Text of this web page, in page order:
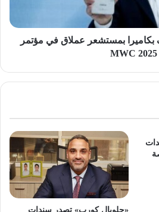
بمستشعر عملاق في مؤتمر
MWC 2025
«جلوبال كورب» تصدر سندات